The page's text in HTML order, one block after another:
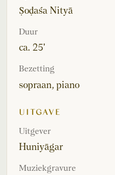
Ṣoḍaśa Nityā
Duur
ca. 25'
Bezetting
sopraan, piano
UITGAVE
Uitgever
Huniyāgar
Muziekgravure